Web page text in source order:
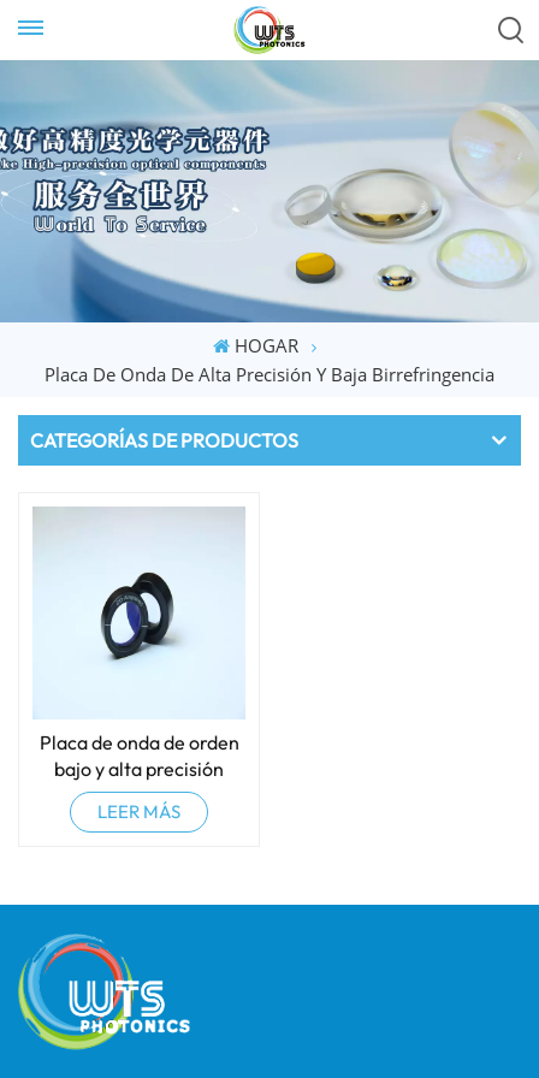
HOGAR
Placa De Onda De Alta Precisión Y Baja Birrefringencia
CATEGORÍAS DE PRODUCTOS
Placa de onda de orden
bajo y alta precisión
LEER MÁS